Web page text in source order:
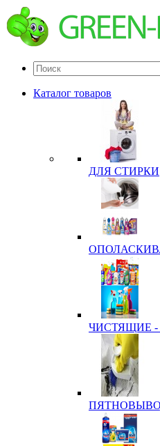
Каталог товаров
ДЛЯ СТИРКИ
ЧИСТЯЩИЕ